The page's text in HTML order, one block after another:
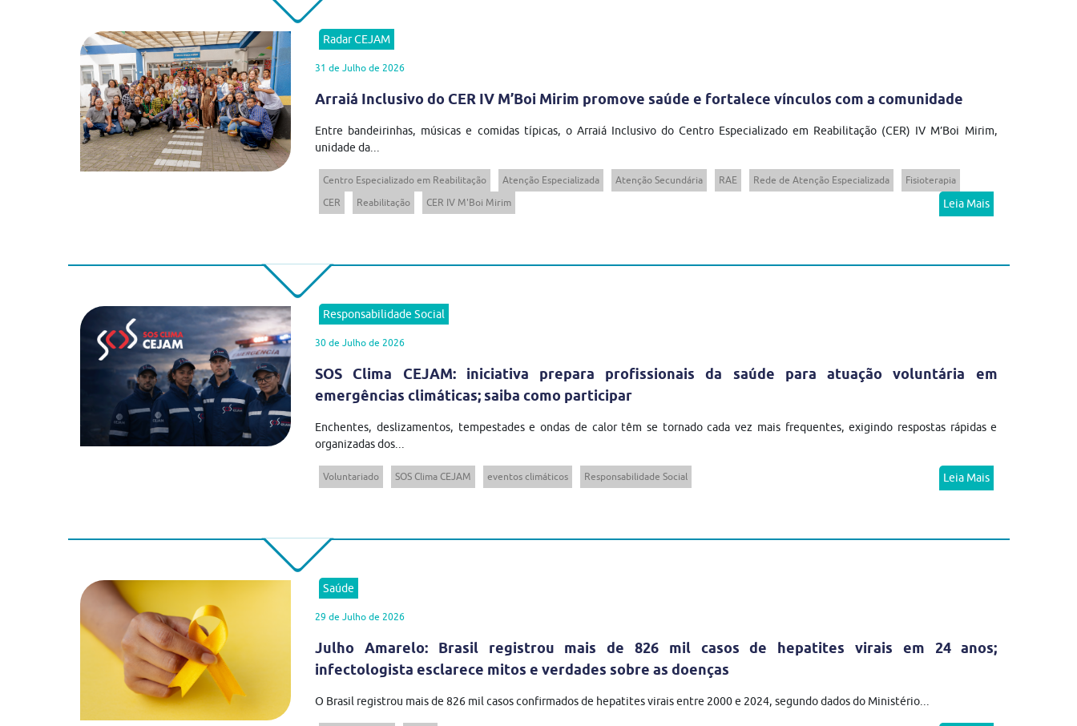
Radar CEJAM
31 de Julho de 2026
Arraiá Inclusivo do CER IV M’Boi Mirim promove saúde e fortalece vínculos com a comunidade
Entre bandeirinhas, músicas e comidas típicas, o Arraiá Inclusivo do Centro Especializado em Reabilitação (CER) IV M’Boi Mirim,
unidade da...
Centro Especializado em Reabilitação Atenção Especializada Atenção Secundária RAE Rede de Atenção Especializada
Fisioterapia
CER
Reabilitação CER IV M'Boi Mirim Leia Mais
Responsabilidade Social
30 de Julho de 2026
SOS Clima CEJAM: iniciativa prepara profissionais da saúde para atuação voluntária em
emergências climáticas; saiba como participar
Enchentes, deslizamentos, tempestades e ondas de calor têm se tornado cada vez mais frequentes, exigindo respostas rápidas e
organizadas dos...
Voluntariado SOS Clima CEJAM eventos climáticos Responsabilidade Social Leia Mais
Saúde
29 de Julho de 2026
Julho Amarelo: Brasil registrou mais de 826 mil casos de hepatites virais em 24 anos;
infectologista esclarece mitos e verdades sobre as doenças
O Brasil registrou mais de 826 mil casos confirmados de hepatites virais entre 2000 e 2024, segundo dados do Ministério...